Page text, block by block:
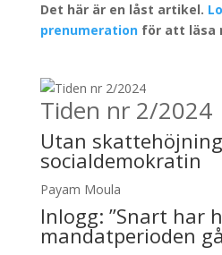
Det här är en låst artikel.
prenumerationför att läsa
Tiden nr 2/2024
Utan
socialdemokratin
Payam Moula
Inlogg: ”Snart har
mandatperioden